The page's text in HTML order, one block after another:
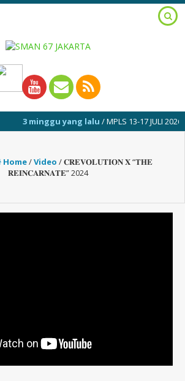
3 minggu yang lalu/ MPLS 13-17 JULI 2026
Home/Video /𝐂𝐑𝐄𝐕𝐎𝐋𝐔𝐓𝐈𝐎𝐍 𝐗 “𝐓𝐇𝐄
𝐑𝐄𝐈𝐍𝐂𝐀𝐑𝐍𝐀𝐓𝐄” 2024